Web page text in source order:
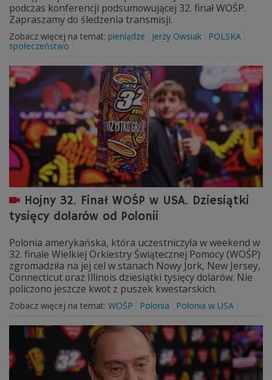
podczas konferencji podsumowującej 32. finał WOŚP.
Zapraszamy do śledzenia transmisji.
Zobacz więcej na temat: pieniądze Jerzy Owsiak
POLSKA
społeczeństwo
Hojny 32. Finał WOŚP w USA. Dziesiątki
tysięcy dolarów od Polonii
Polonia amerykańska, która uczestniczyła w weekend w
32. finale Wielkiej Orkiestry Świątecznej Pomocy (WOŚP)
zgromadziła na jej cel w stanach Nowy Jork, New Jersey,
Connecticut oraz Illinois dziesiątki tysięcy dolarów. Nie
policzono jeszcze kwot z puszek kwestarskich.
Zobacz więcej na temat: WOŚP Polonia Polonia w USA